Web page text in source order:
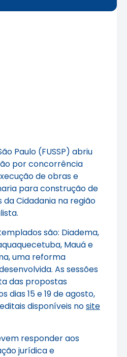
Paulo (FUSSP) abriu
por concorrência
de obras e
para construção de
da Cidadania na região
são: Diadema,
Mauá e
uma reforma
As sessões
das propostas
dias 15 e 19 de agosto,
disponíveis nosite
responder aos
jurídica e